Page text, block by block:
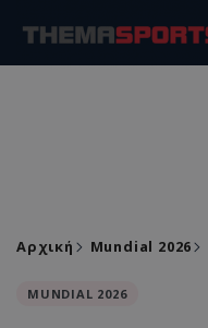
Αρχική Mundial 2026
MUNDIAL 2026